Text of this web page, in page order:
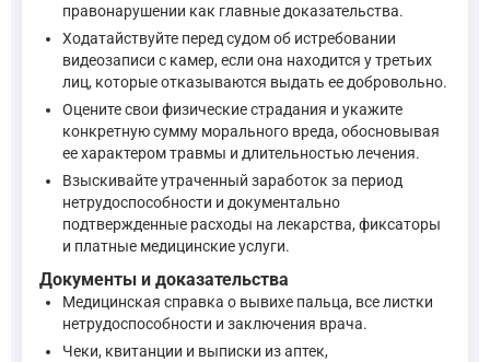
Потерпевшим является физическое лицо или
Потерпевший вправе знакомиться со всеми материалами
Кодекс Российской Федерации об административных
Постановление по делу об административном
вынесенное должностным лицом - в вышестоящий орган,
правонарушении как главные доказательства.
Ходатайствуйте перед судом об истребовании
видеозаписи с камер, если она находится у третьих
лиц, которые отказываются выдать ее добровольно.
Оцените свои физические страдания и укажите
конкретную сумму морального вреда, обосновывая
ее характером травмы и длительностью лечения.
Взыскивайте утраченный заработок за период
нетрудоспособности и документально
подтвержденные расходы на лекарства, фиксаторы
и платные медицинские услуги.
Документы и доказательства
Медицинская справка о вывихе пальца, все листки
нетрудоспособности и заключения врача.
Чеки, квитанции и выписки из аптек,